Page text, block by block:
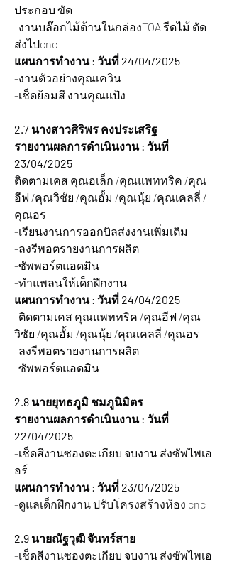
ประกอบ ขัด
-งานบล๊อกไม้ด้านในกล่องTOA รีดไม้ ตัด
ส่งไปcnc
แผนการทำงาน : วันที่ 24/04/2025
-งานตัวอย่างคุณเควิน
-เช็ดย้อมสี งานคุณแป้ง
2.7 นางสาวศิริพร คงประเสริฐ
รายงานผลการดำเนินงาน : วันที่
23/04/2025
ติดตามเคส คุณอเล็ก /คุณแพททริค /คุณ
อีฟ /คุณวิชัย /คุณอั้ม /คุณนุ้ย /คุณเคลลี่ /
คุณอร
-เรียนงานการออกบิลส่งงานเพิ่มเติม
-ลงรีพอตรายงานการผลิต
-ซัพพอร์ตแอดมิน
-ทำแพลนให้เด็กฝึกงาน
แผนการทำงาน : วันที่ 24/04/2025
-ติดตามเคส คุณแพททริค /คุณอีฟ /คุณ
วิชัย /คุณอั้ม /คุณนุ้ย /คุณเคลลี่ /คุณอร
-ลงรีพอตรายงานการผลิต
-ซัพพอร์ตแอดมิน
2.8 นายยุทธภูมิ ชมภูนิมิตร
รายงานผลการดำเนินงาน : วันที่
22/04/2025
-เช็ดสีงานซองตะเกียบ จบงาน ส่งซัพไพเอ
อร์
แผนการทำงาน : วันที่ 23/04/2025
-ดูแลเด็กฝึกงาน ปรับโครงสร้างห้อง cnc
2.9 นายณัฐวุฒิ จันทร์สาย
-เช็ดสีงานซองตะเกียบ จบงาน ส่งซัพไพเอ